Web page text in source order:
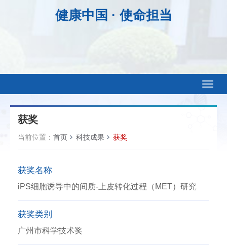
健康中国 · 使命担当
获奖
当前位置： 首页 科技成果 获奖
获奖名称
iPS细胞诱导中的间质-上皮转化过程（MET）研究
获奖类别
广州市科学技术奖